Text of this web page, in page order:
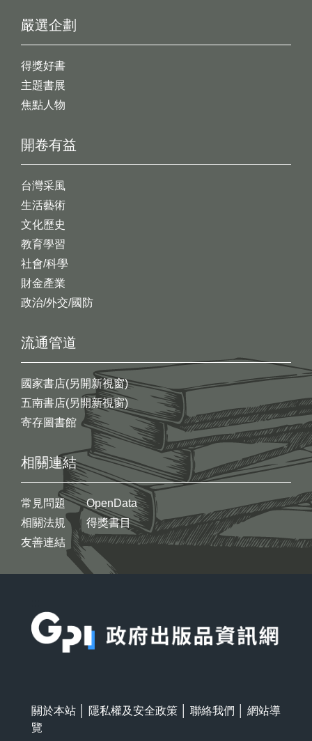
開卷有益
台灣采風
生活藝術
文化歷史
教育學習
社會/科學
財金產業
政治/外交/國防
嚴選企劃
得獎好書
主題書展
焦點人物
流通管道
國家書店(另開新視窗)
五南書店(另開新視窗)
寄存圖書館
相關連結
常見問題
相關法規
友善連結
OpenData
得獎書目
關於本站 隱私權及安全政策 聯絡我們
網站導
覽